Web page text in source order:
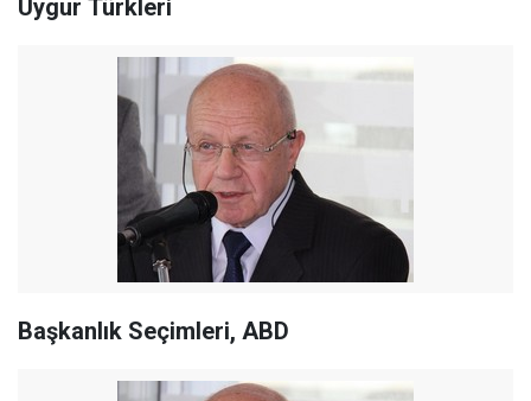
Uygur Türkleri
Başkanlık Seçimleri, ABD